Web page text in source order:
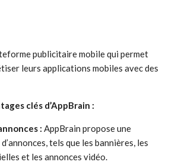
publicitaire mobile qui permet
leurs applications mobiles avec des
clés d’AppBrain :
: AppBrain propose une
tels que les bannières, les
et les annonces vidéo.